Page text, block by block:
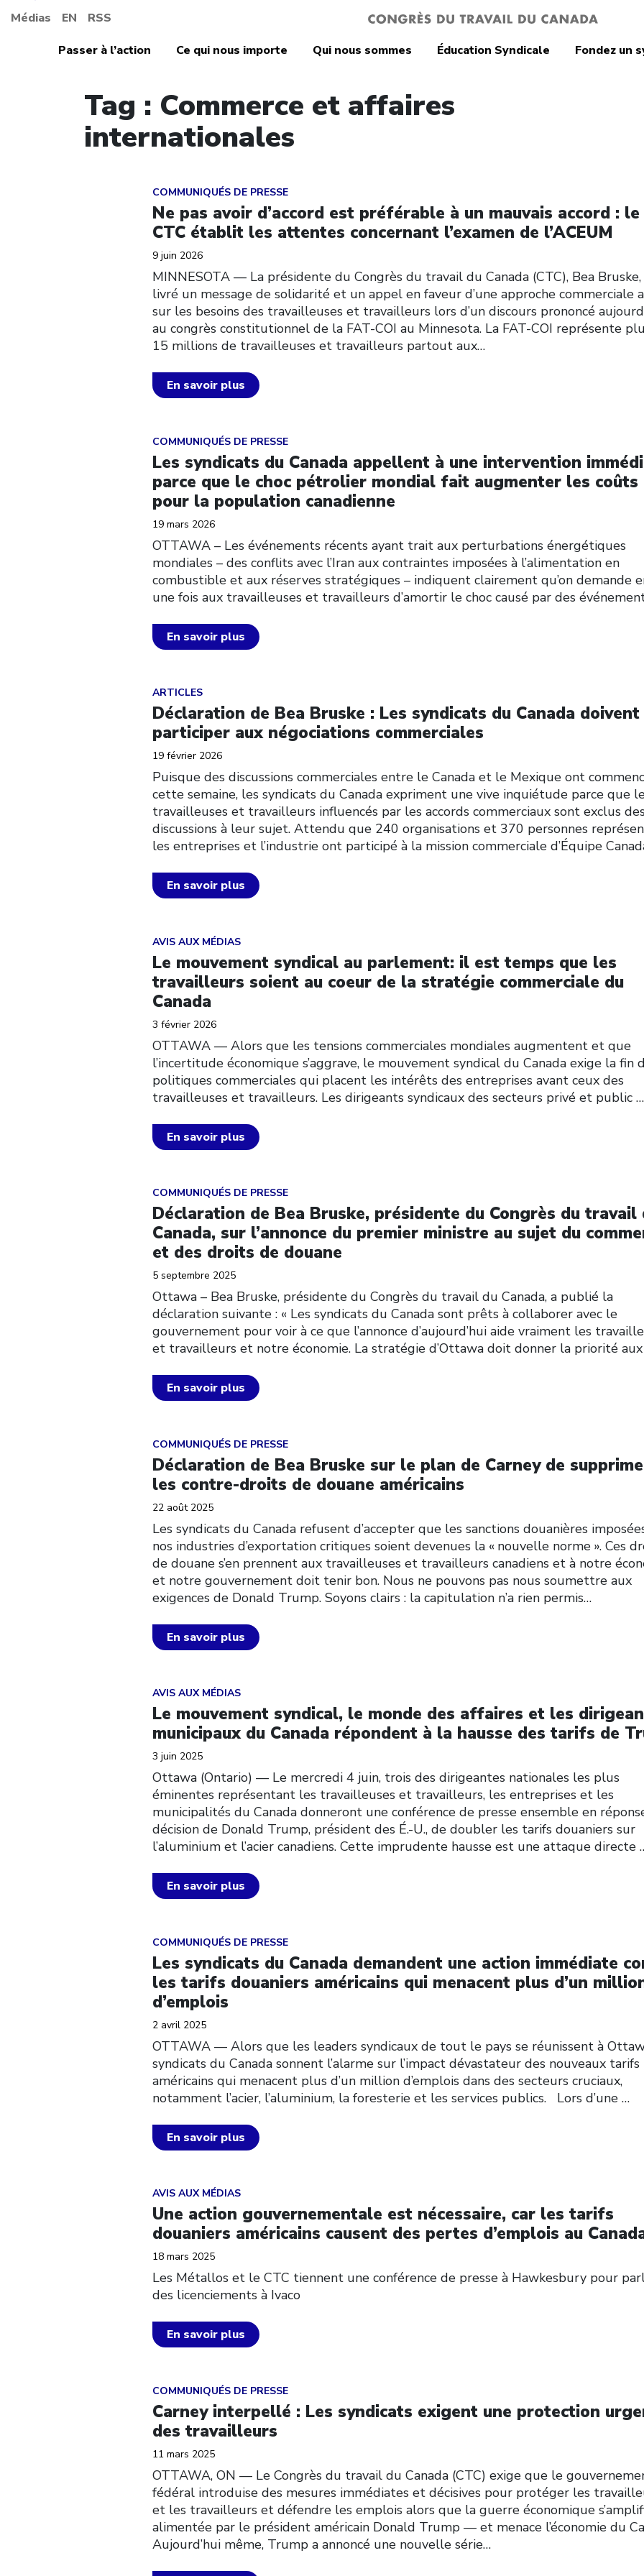
Médias EN RSS
Passer à l’action
Ce qui nous importe Qui nous sommes Éducation Syndicale Fondez un
Tag : Commerce et affaires
internationales
COMMUNIQUÉS DE PRESSE
Ne pas avoir d’accord est préférable à un mauvais accord : le
CTC établit les attentes concernant l’examen de l’ACEUM
9 juin 2026
MINNESOTA — La présidente du Congrès du travail du Canada (CTC), Bea Bruske,
livré un message de solidarité et un appel en faveur d’une approche commerciale
sur les besoins des travailleuses et travailleurs lors d’un discours prononcé
au congrès constitutionnel de la FAT-COI au Minnesota. La FAT-COI représente
15 millions de travailleuses et travailleurs partout aux…
En savoir plus
Click to open the link
COMMUNIQUÉS DE PRESSE
Les syndicats du Canada appellent à une intervention
parce que le choc pétrolier mondial fait augmenter les coûts
pour la population canadienne
19 mars 2026
OTTAWA – Les événements récents ayant trait aux perturbations énergétiques
mondiales – des conflits avec l’Iran aux contraintes imposées à l’alimentation en
combustible et aux réserves stratégiques – indiquent clairement qu’on demande
une fois aux travailleuses et travailleurs d’amortir le choc causé par des
En savoir plus
Click to open the link
ARTICLES
Déclaration de Bea Bruske : Les syndicats du Canada doivent
participer aux négociations commerciales
19 février 2026
Puisque des discussions commerciales entre le Canada et le Mexique ont
cette semaine, les syndicats du Canada expriment une vive inquiétude parce que
travailleuses et travailleurs influencés par les accords commerciaux sont exclus des
discussions à leur sujet. Attendu que 240 organisations et 370 personnes
les entreprises et l’industrie ont participé à la mission commerciale d’Équipe
En savoir plus
Click to open the link
AVIS AUX MÉDIAS
Le mouvement syndical au parlement: il est temps que les
travailleurs soient au coeur de la stratégie commerciale du
Canada
3 février 2026
OTTAWA — Alors que les tensions commerciales mondiales augmentent et que
l’incertitude économique s’aggrave, le mouvement syndical du Canada exige la fin
politiques commerciales qui placent les intérêts des entreprises avant ceux des
travailleuses et travailleurs. Les dirigeants syndicaux des secteurs privé et public …
En savoir plus
Click to open the link
COMMUNIQUÉS DE PRESSE
Déclaration de Bea Bruske, présidente du Congrès du travail
Canada, sur l’annonce du premier ministre au sujet du
et des droits de douane
5 septembre 2025
Ottawa – Bea Bruske, présidente du Congrès du travail du Canada, a publié la
déclaration suivante : « Les syndicats du Canada sont prêts à collaborer avec le
gouvernement pour voir à ce que l’annonce d’aujourd’hui aide vraiment les
et travailleurs et notre économie. La stratégie d’Ottawa doit donner la priorité aux
En savoir plus
Click to open the link
COMMUNIQUÉS DE PRESSE
Déclaration de Bea Bruske sur le plan de Carney de
les contre-droits de douane américains
22 août 2025
Les syndicats du Canada refusent d’accepter que les sanctions douanières
nos industries d’exportation critiques soient devenues la « nouvelle norme ». Ces
de douane s’en prennent aux travailleuses et travailleurs canadiens et à notre
et notre gouvernement doit tenir bon. Nous ne pouvons pas nous soumettre aux
exigences de Donald Trump. Soyons clairs : la capitulation n’a rien permis…
En savoir plus
Click to open the link
AVIS AUX MÉDIAS
Le mouvement syndical, le monde des affaires et les
municipaux du Canada répondent à la hausse des tarifs de
3 juin 2025
Ottawa (Ontario) — Le mercredi 4 juin, trois des dirigeantes nationales les plus
éminentes représentant les travailleuses et travailleurs, les entreprises et les
municipalités du Canada donneront une conférence de presse ensemble en
décision de Donald Trump, président des É.-U., de doubler les tarifs douaniers sur
l’aluminium et l’acier canadiens. Cette imprudente hausse est une attaque directe
En savoir plus
Click to open the link
COMMUNIQUÉS DE PRESSE
Les syndicats du Canada demandent une action immédiate
les tarifs douaniers américains qui menacent plus d’un
d’emplois
2 avril 2025
OTTAWA –– Alors que les leaders syndicaux de tout le pays se réunissent à
syndicats du Canada sonnent l’alarme sur l’impact dévastateur des nouveaux tarifs
américains qui menacent plus d’un million d’emplois dans des secteurs cruciaux,
notamment l’acier, l’aluminium, la foresterie et les services publics. Lors d’une …
En savoir plus
Click to open the link
AVIS AUX MÉDIAS
Une action gouvernementale est nécessaire, car les tarifs
douaniers américains causent des pertes d’emplois au
18 mars 2025
Les Métallos et le CTC tiennent une conférence de presse à Hawkesbury pour
des licenciements à Ivaco
En savoir plus
Click to open the link
COMMUNIQUÉS DE PRESSE
Carney interpellé : Les syndicats exigent une protection
des travailleurs
11 mars 2025
OTTAWA, ON — Le Congrès du travail du Canada (CTC) exige que le
fédéral introduise des mesures immédiates et décisives pour protéger les
et les travailleurs et défendre les emplois alors que la guerre économique
alimentée par le président américain Donald Trump — et menace l’économie du
Aujourd’hui même, Trump a annoncé une nouvelle série…
Click to open the link